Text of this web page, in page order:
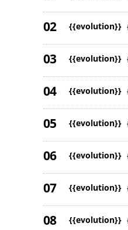
{{evolution}}
{{evolution}}
{{evolution}}
{{evolution}}
{{evolution}}
{{evolution}}
{{evolution}}